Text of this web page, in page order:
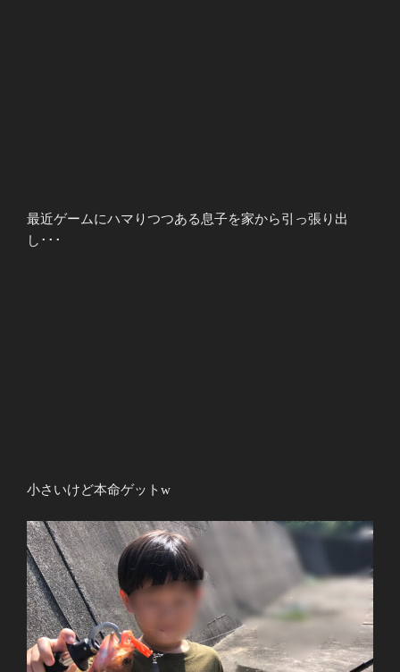
最近ゲームにハマりつつある息子を家から引っ張り出
し･･･
小さいけど本命ゲットw